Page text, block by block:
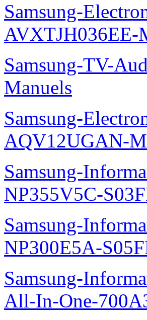
Samsung-
AVXTJH036EE-
Samsung-TV-
Manuels
Samsung-
AQV12UGAN-
Samsung-
NP355V5C-
Samsung-
NP300E5A-
Samsung-
All-In-One-